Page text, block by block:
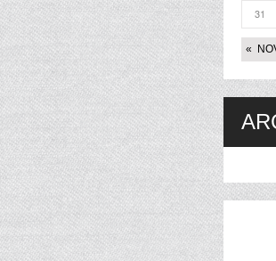
«
31